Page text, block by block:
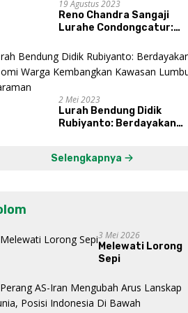
19 Agustus 2023
Reno Chandra Sangaji
Lurahe Condongcatur:
Proses, Dengarkan Suara
Masyarakat, dan Syukuri
Hasil
2 Mei 2023
Lurah Bendung Didik
Rubiyanto: Berdayakan
Mataraman
Selengkapnya
3 Mei 2026
Melewati Lorong
Sepi